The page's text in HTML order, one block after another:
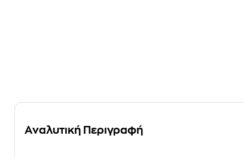
Αναλυτική Περιγραφή